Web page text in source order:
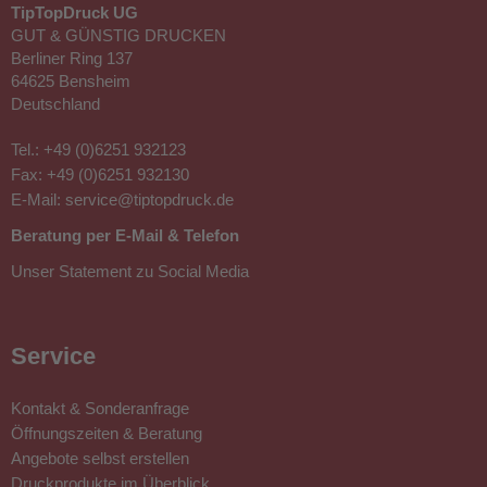
Das Herzstück unserer
Faltdisplaysbildet ein
robustes faltbares
Metallgittersystem, das für
Jedes System wird in einer
praktischen Stofftragetasche
geliefert, wodurch der
erheblich erleichtert werden.
Der Aufbau erfolgt im Handumdrehen, wobei integrierte
selbstverständlich nach Ihren individuellen Wünschen
in Betrieb nehmen und Ihre Messepräsenz mit
professionellen und beeindruckenden Visuals aufwerten.
TipTopDruck UG
GUT & GÜNSTIG DRUCKEN
Berliner Ring 137
64625 Bensheim
Deutschland
Tel.: +49 (0)6251 932123
Fax: +49 (0)6251 932130
E-Mail: service@tiptopdruck.de
Beratung per E-Mail & Telefon
Unser Statement zu Social Media
Service
Kontakt & Sonderanfrage
Öffnungszeiten & Beratung
Angebote selbst erstellen
Druckprodukte im Überblick